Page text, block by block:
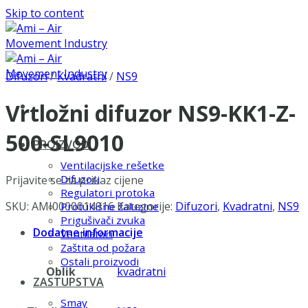
Skip to content
PROIZVODI
Ventilacijske rešetke
Difuzori
Regulatori protoka
Protukišne žaluzine
Prigušivači zvuka
Ventilatori
Zaštita od požara
Ostali proizvodi
ZASTUPSTVA
Smay
Difuzori/Kvadratni/ NS9
Vrtložni difuzor NS9-KK1-Z-
500-SL9010
Prijavite se za prikaz cijene
SKU: AMI0000014916 Kategorije: Difuzori, Kvadratni, NS9
Dodatne informacije
Oblik kvadratni